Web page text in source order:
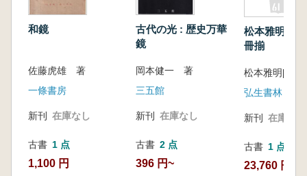
和鏡
佐藤虎雄 著
一條書房
新刊 在庫なし
古書 1 点
1,100 円
古代の光 : 歴史万華
鏡
岡本健一 著
三五館
新刊 在庫なし
古書 2 点
396 円~
松本雅明著
冊揃
弘生書林
新刊 在庫なし
古書 1 点
23,760 円